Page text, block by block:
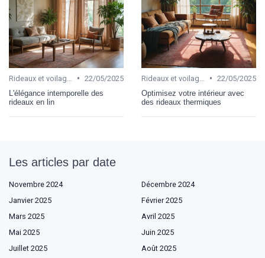
Rideaux et voilages • 22/05/2025
L'élégance intemporelle des
rideaux en lin
Rideaux et voilages • 22/05/2025
Optimisez votre intérieur avec
des rideaux thermiques
Les articles par date
Novembre 2024
Décembre 2024
Janvier 2025
Février 2025
Mars 2025
Avril 2025
Mai 2025
Juin 2025
Juillet 2025
Août 2025